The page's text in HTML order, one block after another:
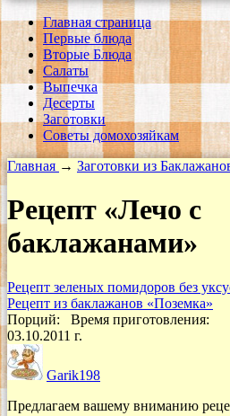
Главная страница
Первые блюда
Вторые Блюда
Салаты
Выпечка
Десерты
Заготовки
Cоветы домохозяйкам
Главная → Заготовки из
Рецепт «Лечо с
баклажанами»
Рецепт зеленых помидоров без
Рецепт из баклажанов «Поземка»
Порций: Время приготовления:
03.10.2011 г.
Garik198
Предлагаем вашему вниманию